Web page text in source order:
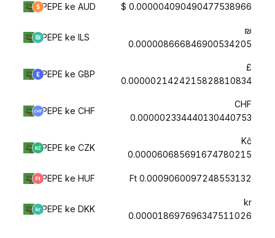
PEPE ke AUD $ 0.000004090490477538966
PEPE ke ILS
₪
0.000008666846900534205
PEPE ke GBP
£
0.0000021424215828810834
PEPE ke CHF
CHF
0.000002334440130440753
PEPE ke CZK
Kč
0.000060685691674780215
PEPE ke HUF Ft 0.0009060097248553132
PEPE ke DKK
kr
0.000018697696347511026